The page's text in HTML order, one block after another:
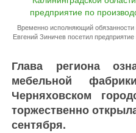
Временно исполняющий обязанности
Евгений Зиничев посетил
Глава региона
мебельной
Черняховском
торжественно
сентября.